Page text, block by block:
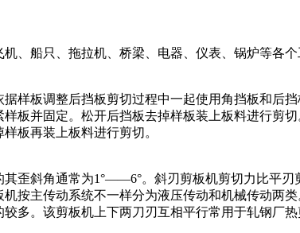
、船只、拖拉机、桥梁、电器、仪表、锅炉等各
样板调整后挡板剪切过程中一起使用角挡板和后挡
板并固定。松开后挡板去掉样板装上板料进行剪切
板再装上板料进行剪切。
歪斜角通常为1°——6°。斜刃剪板机剪切力比平
按主传动系统不一样分为液压传动和机械传动两类
多。该剪板机上下两刀刃互相平行常用于轧钢厂